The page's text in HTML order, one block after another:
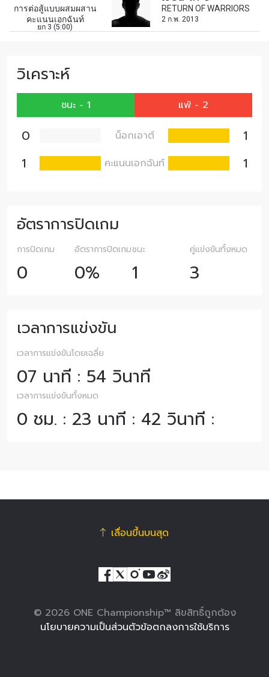
การต่อสู้แบบผสมผสาน
คะแนนเอกฉันท์
ยก 3 (5:00)
RETURN OF WARRIORS
2 ก.พ. 2013
วิเคราะห์
ชนะ - 1 แพ้ - 2
0 น็อกเอาต์
1
1
คะแนนเอกฉันท์ 1
อัตราการปิดเกม
การปิดเกม
0
อัตราการปิดเกม
0%
ชนะ
1
คู่แข่งขันทั้งหมด
3
เวลาการแข่งขัน
เวลาการแข่งขันโดยเฉลี่ย
07 นาที : 54 วินาที
เวลาการแข่งขันทั้งหมด
0 ชม. : 23 นาที : 42 วินาที :
เลื่อนขึ้นบนสุด
© 2026 ONE Championship™ ลิขสิทธิ์ถูกต้อง
นโยบายความเป็นส่วนตัวข้อตกลงการใช้บริการ